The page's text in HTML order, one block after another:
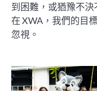
到困難，或猶豫不決
在 XWA，我們的目
忽視。